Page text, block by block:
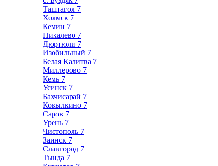
Таштагол 7
Холмск 7
Кемин 7
Пикалёво 7
Дюртюли 7
Изобильный 7
Белая Калитва 7
Миллерово 7
Кемь 7
Усинск 7
Бахчисарай 7
Ковылкино 7
Саров 7
Урень 7
Чистополь 7
Заинск 7
Славгород 7
Тында 7